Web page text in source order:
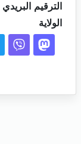
الترقيم البريدي
الولاية